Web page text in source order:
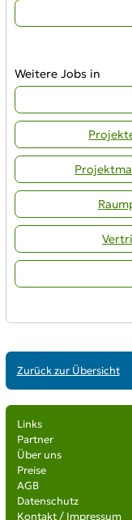
Weitere Jobs in
Zurück zur Übersicht
Links
Partner
Über uns
Preise
AGB
Datenschutz
Kontakt / Impressum